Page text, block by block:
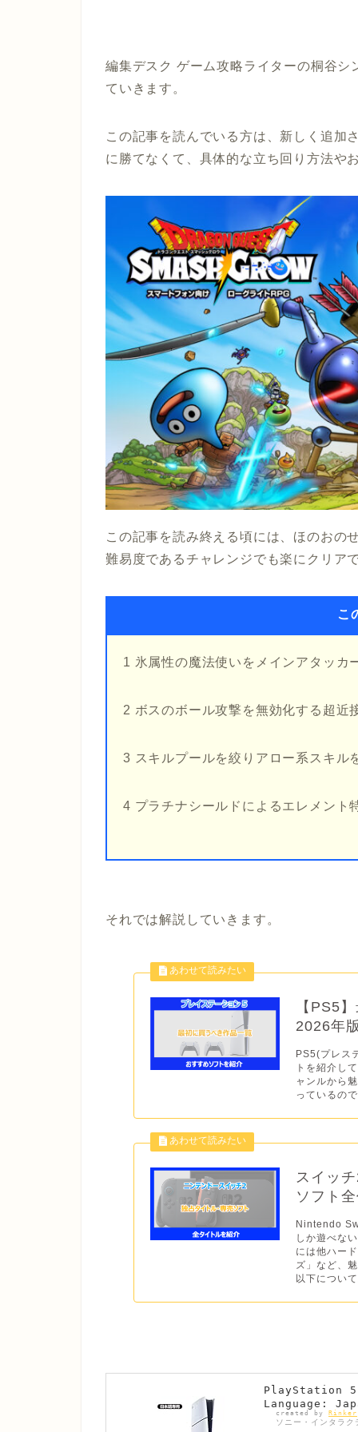
編集デスク ゲーム攻略ライターの桐谷
ていきます。
この記事を読んでいる方は、新しく追加
に勝てなくて、具体的な立ち回り方法や
この記事を読み終える頃には、ほのおの
難易度であるチャレンジでも楽にクリア
こ
1 氷属性の魔法使いをメインアタッカ
2 ボスのボール攻撃を無効化する超近
3 スキルプールを絞りアロー系スキル
4 プラチナシールドによるエレメント
それでは解説していきます。
【PS5
2026年
PS5(プレス
トを紹介し
ャンルから
っているの
スイッ
ソフト
Nintendo
しか遊べな
には他ハー
ズ」など、
以下につい
PlayStation 5
Language:
created by Rinker
ソニー・インタラ